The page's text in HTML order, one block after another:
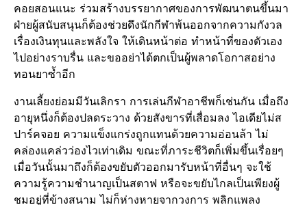
คอยสอนแนะ ร่วมสร้างบรรยากาศของการพัฒนาตนขึ้นมา
ฝ่ายผู้สนับสนุนก็ต้องช่วยดึงนักกีฬาพ้นออกจากความกังวล
เรื่องเงินทุนและพลังใจ ให้เดินหน้าต่อ ทำหน้าที่ของตัวเอง
ไปอย่างราบรื่น และขออย่าได้ตกเป็นผู้พลาดโอกาสอย่าง
ทอนยาซ้ำอีก
งานเลี้ยงย่อมมีวันเลิกรา การเล่นกีฬาอาชีพก็เช่นกัน เมื่อถึง
อายุหนึ่งก็ต้องปลดระวาง ด้วยสังขารที่เสื่อมลง ไอเดียไม่ส
ปาร์คจอย ความแข็งแกร่งถูกแทนด้วยความอ่อนล้า ไม่
คล่องแคล่วว่องไวเท่าเดิม ขณะที่ภาระชีวิตก็เพิ่มขึ้นเรื่อยๆ
เมื่อวันนั้นมาถึงก็ต้องขยับตัวออกมารับหน้าที่อื่นๆ จะใช้
ความรู้ความชำนาญเป็นสตาฟ หรือจะขยับไกลเป็นเพียงผู้
ชมอยู่ที่ข้างสนาม ไม่ก็ห่างหายจากวงการ พลิกแพลง